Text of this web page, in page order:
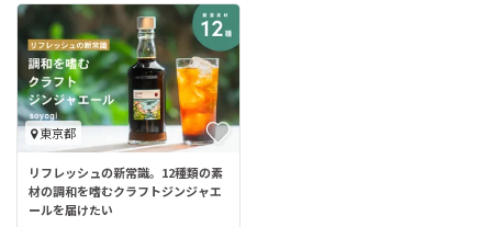
東京都
リフレッシュの新常識。12種類の素
材の調和を嗜むクラフトジンジャエ
ールを届けたい